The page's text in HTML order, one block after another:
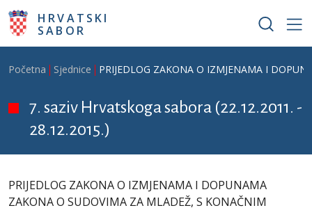
Skoči na glavni sadržaj
HRVATSKI
SABOR
Breadcrumb
Početna Sjednice PRIJEDLOG ZAKONA O IZMJENAMA I
7. saziv Hrvatskoga sabora (22.12.2011. -
28.12.2015.)
PRIJEDLOG ZAKONA O IZMJENAMA I DOPUNAMA
ZAKONA O SUDOVIMA ZA MLADEŽ, S KONAČNIM